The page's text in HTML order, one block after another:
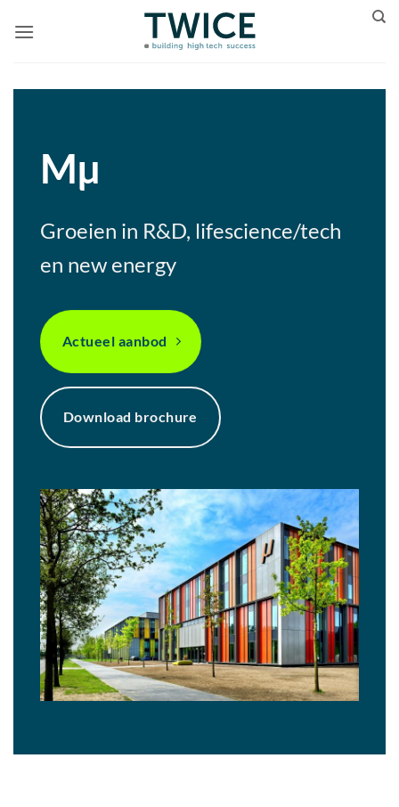
naar
Mµ
Groeien in R&D, lifescience/tech
en new energy
Actueel aanbod
Download brochure